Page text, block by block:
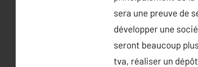
sera une preuve de
développer une
seront beaucoup
tva, réaliser un